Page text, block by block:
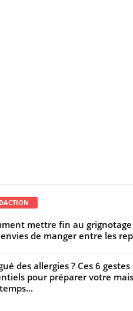
mettre fin au
de manger entre les
des allergies ? Ces 6 gestes
pour préparer votre